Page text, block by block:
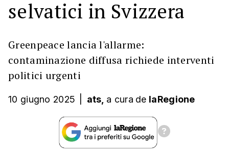
selvatici in Svizzera
Greenpeace lancia l'allarme:
contaminazione diffusa richiede interventi
politici urgenti
10 giugno 2025 ats, a cura de laRegione